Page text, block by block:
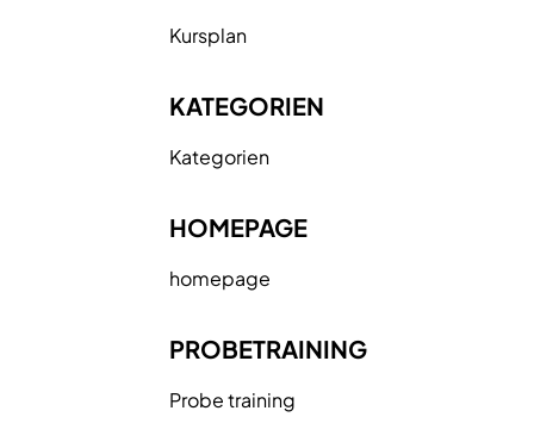
Kursplan
KATEGORIEN
Kategorien
HOMEPAGE
homepage
PROBETRAINING
Probe training